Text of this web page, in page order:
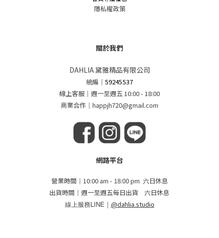
隱私權政策
關於我們
DAHLIA 黛雅精品有限公司
統編 ｜59245537
線上客服｜週一至週五 10:00 - 18:00
商業合作｜happjh720@gmail.com
網路平台
營業時間｜10:00 am - 18:00 pm 六日休息
出貨時間｜週一至週五每日出貨 六日休息
線上服務LINE｜ @dahlia.studio